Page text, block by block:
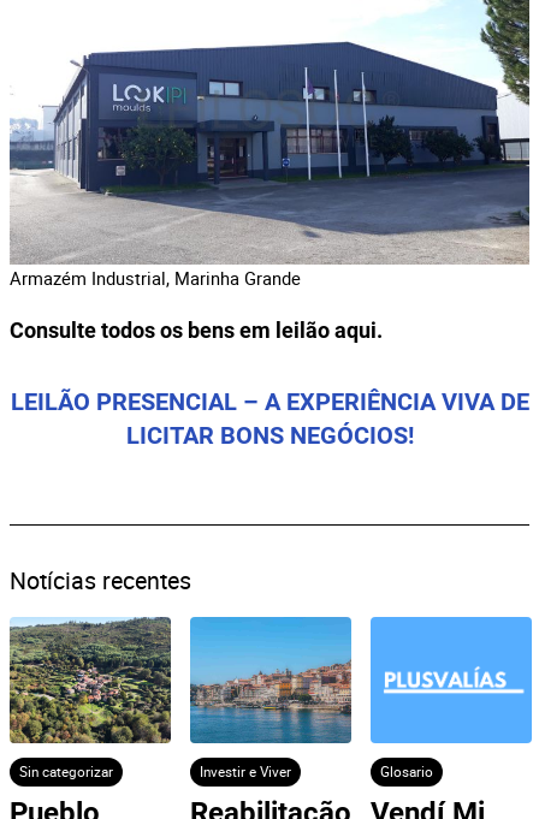
Armazém Industrial, Marinha Grande
Consulte todos os bens em leilãoaqui.
LEILÃO PRESENCIAL – A EXPERIÊNCIA VIVA DE
LICITAR BONS NEGÓCIOS!
Notícias recentes
Sin categorizar Investir e Viver Glosario